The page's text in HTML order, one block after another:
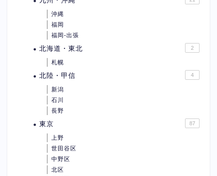
沖縄
福岡
福岡-出張
北海道・東北 2
札幌
北陸・甲信 4
新潟
石川
長野
東京 87
上野
世田谷区
中野区
北区